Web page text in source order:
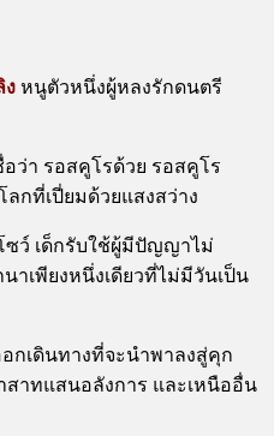
ง หนูตัวหนึ่งผู้หลงรักดนตรี
ว่า รอสคูโรด้วย รอสคูโร
กที่เปี่ยมด้วยแสงสว่าง
ซว์ เด็กรับใช้ผู้มีปัญญาไม่
เพียงหนึ่งเดียวที่ไม่มีวันเป็น
กเดินทางที่จะนําพาลงสู่คุก
าทแสนอลังการ และเหนืออื่น